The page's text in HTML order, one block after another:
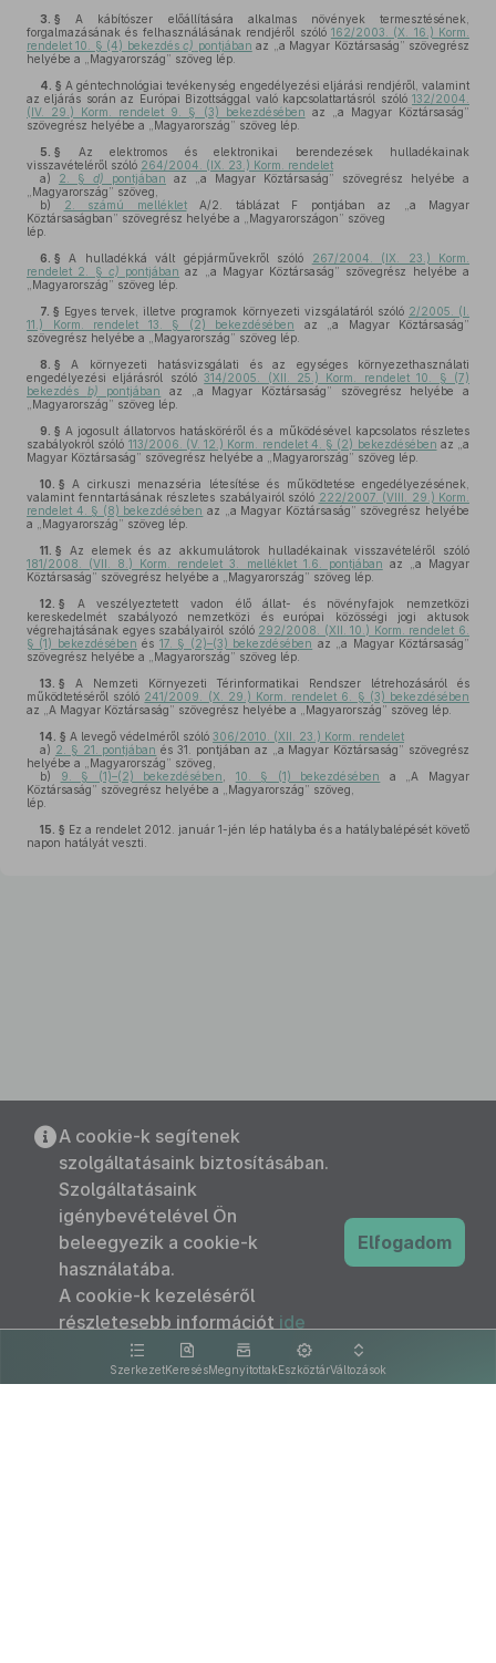
3. § A kábítószer előállítására alkalmas növények termesztésének,
forgalmazásának és felhasználásának rendjéről szóló 162/2003. (X. 16.) Korm.
rendelet 10. § (4) bekezdésc) pontjában az „a Magyar Köztársaság” szövegrész
helyébe a „Magyarország” szöveg lép.
4. § A géntechnológiai tevékenység engedélyezési eljárási rendjéről, valamint
az eljárás során az Európai Bizottsággal való kapcsolattartásról szóló 132/2004.
(IV. 29.) Korm. rendelet 9. § (3) bekezdésében az „a Magyar Köztársaság”
szövegrész helyébe a „Magyarország” szöveg lép.
5. § Az elektromos és elektronikai berendezések hulladékainak
visszavételéről szóló 264/2004. (IX. 23.) Korm. rendelet
a)
2. § d) pontjában az „a Magyar Köztársaság” szövegrész helyébe a
„Magyarország” szöveg,
b)
2. számú mellékletA/2. táblázat F pontjában az „a Magyar
Köztársaságban” szövegrész helyébe a „Magyarországon” szöveg
lép.
6. § A hulladékká vált gépjárművekről szóló
267/2004. (IX. 23.) Korm.
rendelet 2. § c) pontjában az „a Magyar Köztársaság” szövegrész helyébe a
„Magyarország” szöveg lép.
7. § Egyes tervek, illetve programok környezeti vizsgálatáról szóló 2/2005. (I.
11.) Korm. rendelet 13. § (2) bekezdésében az „a Magyar Köztársaság”
szövegrész helyébe a „Magyarország” szöveg lép.
8. § A környezeti hatásvizsgálati és az egységes környezethasználati
engedélyezési eljárásról szóló314/2005. (XII. 25.) Korm. rendelet 10. § (7)
bekezdés b) pontjában
az „a Magyar Köztársaság” szövegrész helyébe a
„Magyarország” szöveg lép.
9. § A jogosult állatorvos hatásköréről és a működésével kapcsolatos részletes
szabályokról szóló 113/2006. (V. 12.) Korm. rendelet 4. § (2) bekezdésében az „a
Magyar Köztársaság” szövegrész helyébe a „Magyarország” szöveg lép.
10. § A cirkuszi menazséria létesítése és működtetése engedélyezésének,
valamint fenntartásának részletes szabályairól szóló 222/2007. (VIII. 29.) Korm.
rendelet 4. § (8) bekezdésében az „a Magyar Köztársaság” szövegrész helyébe
a „Magyarország” szöveg lép.
11. § Az elemek és az akkumulátorok hulladékainak visszavételéről szóló
181/2008. (VII. 8.) Korm. rendelet 3. melléklet 1.6. pontjában az „a Magyar
Köztársaság” szövegrész helyébe a „Magyarország” szöveg lép.
12. § A veszélyeztetett vadon élő állat- és növényfajok nemzetközi
kereskedelmét szabályozó nemzetközi és európai közösségi jogi aktusok
végrehajtásának egyes szabályairól szóló 292/2008. (XII. 10.) Korm. rendelet 6.
§ (1) bekezdésében és 17. § (2)–(3) bekezdésében az „a Magyar Köztársaság”
szövegrész helyébe a „Magyarország” szöveg lép.
13. § A Nemzeti Környezeti Térinformatikai Rendszer létrehozásáról és
működtetéséről szóló 241/2009. (X. 29.) Korm. rendelet 6. § (3) bekezdésében
az „A Magyar Köztársaság” szövegrész helyébe a „Magyarország” szöveg lép.
14. § A levegő védelméről szóló 306/2010. (XII. 23.) Korm. rendelet
a) 2. § 21. pontjában és 31. pontjában az „a Magyar Köztársaság” szövegrész
helyébe a „Magyarország” szöveg,
b)
9. § (1)–(2) bekezdésében 10. § (1) bekezdésében
a „A Magyar
Köztársaság” szövegrész helyébe a „Magyarország” szöveg,
lép.
15. § Ez a rendelet 2012. január 1-jén lép hatályba és a hatálybalépését követő
napon hatályát veszti.
SzerkezetKeresésMegnyitottakEszköztárVáltozások
A cookie-k segítenek
szolgáltatásaink biztosításában.
Szolgáltatásaink
igénybevételével Ön
beleegyezik a cookie-k
használatába.
A cookie-k kezeléséről
részletesebb információt ide
kattintva olvashat.
Elfogadom